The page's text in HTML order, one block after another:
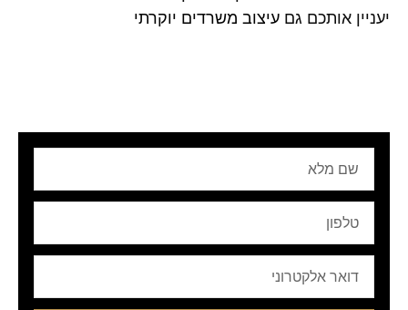
יעניין אותכם גם עיצוב משרדים יוקרתי
טלפון